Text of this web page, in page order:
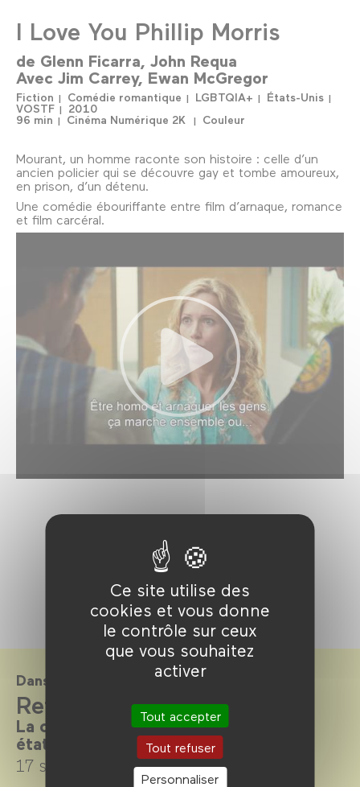
Ce site utilise des
cookies et vous donne
le contrôle sur ceux
que vous souhaitez
activer
Tout accepter
Tout refuser
Personnaliser
I Love You Phillip Morris
de Glenn Ficarra John Requa
Avec Jim Carrey Ewan McGregor
Fiction Comédie romantique LGBTQIA+
États-Unis
VOSTF
2010
96 min
Cinéma Numérique 2K Couleur
Mourant, un homme raconte son histoire : celle d’un
ancien policier qui se découvre gay et tombe amoureux,
en prison, d’un détenu.
Une comédie ébouriffante entre film d’arnaque, romance
et film carcéral.
Dans le cadre de
Refaire l'amour
La comédie romantique dans tous ses
états
17 septembre → 4 décembre 2024